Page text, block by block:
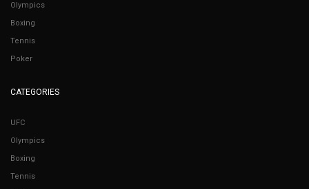
Olympics
Boxing
Tennis
Poker
CATEGORIES
UFC
Olympics
Boxing
Tennis